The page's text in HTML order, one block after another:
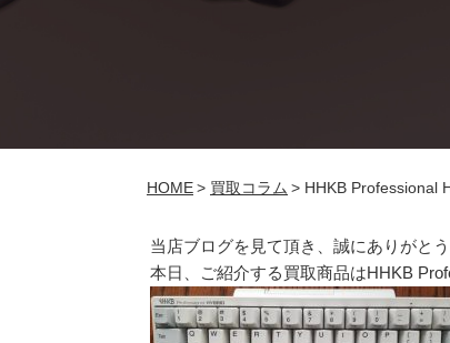
HOME> 買取コラム > HHKB Professional
当店ブログを見て頂き、誠にありがとう
本日、ご紹介する買取商品はHHKB